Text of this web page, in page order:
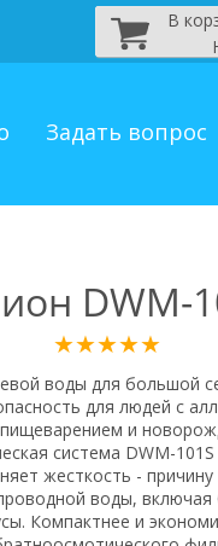
В
Задать вопрос
DWM-
★★★★★
воды для большой
для людей с
и
система DWM-
жесткость -
воды, включая
Компактнее и